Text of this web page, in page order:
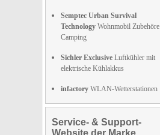
Semptec Urban Survival
Technology Wohnmobil Zubehöre
Camping
Sichler Exclusive Luftkühler mit
elektrische Kühlakkus
infactory WLAN-Wetterstationen
Service- & Support-
Website der Marke